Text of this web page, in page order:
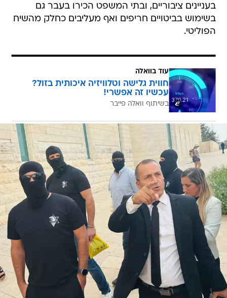
בעניינים ציבוריים, ובתי המשפט הכירו בעבר גם
בשימוש בביטויים חריפים ואף מעליבים כחלק מהשיח
הפוליטי.
עוד בוואלה
חווית גלישה וטלוויזיה איכותית בזול?
עכשיו זה אפשרי!
בשיתוף וואלה פייבר